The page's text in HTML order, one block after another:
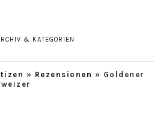
& KATEGORIEN
» Rezensionen » Goldener